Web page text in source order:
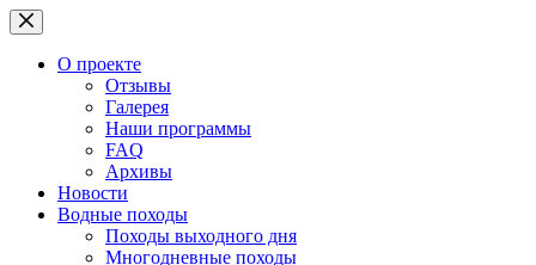
Перейти
к
сути
О проекте
Отзывы
Галерея
Наши программы
FAQ
Архивы
Новости
Водные походы
Походы выходного дня
Многодневные походы